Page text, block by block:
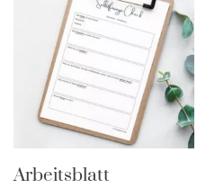
Arbeitsblatt